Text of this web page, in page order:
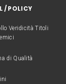
/ POLICY
Veridicità Titoli
di Qualità